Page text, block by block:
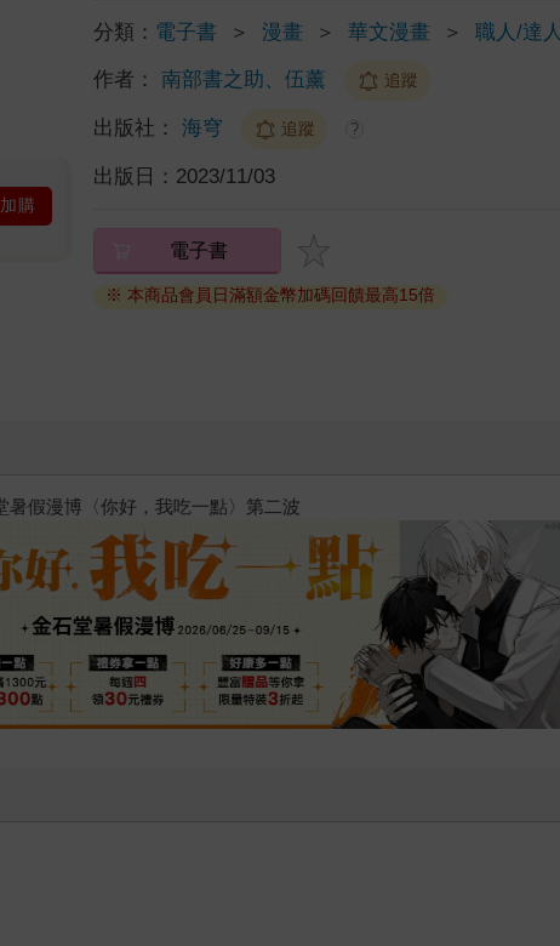
加購
分類： 電子書 ＞ 漫畫 ＞ 華文漫畫 ＞ 職人/達人
作者： 南部書之助、伍薰 追蹤
出版社： 海穹 追蹤 ?
出版日： 2023/11/03
電子書
※ 本商品會員日滿額金幣加碼回饋最高15倍
台灣角川2026漫畫博覽會